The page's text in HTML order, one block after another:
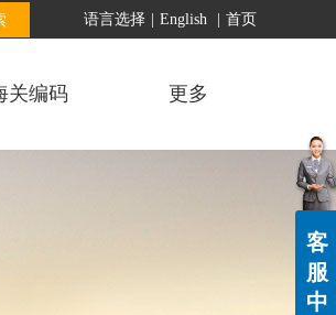
关编码 更多
语言选择 English 首页
客
服
中